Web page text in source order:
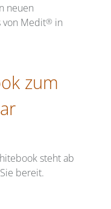
neuen
von Medit® in
zum
steht ab
bereit.